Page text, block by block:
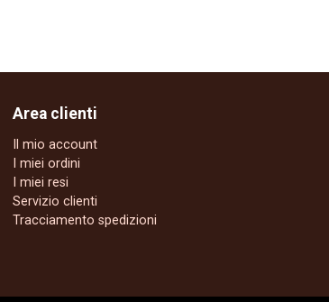
Area clienti
Il mio account
I miei ordini
I miei resi
Servizio clienti
Tracciamento spedizioni